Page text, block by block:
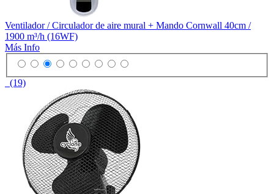
Ventilador / Circulador de aire mural + Mando Cornwall 40cm /
1900 m³/h (16WF)
Más Info
(19)